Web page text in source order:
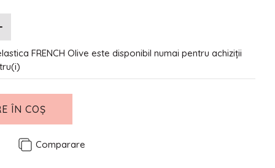
FRENCH Olive este disponibil numai pentru achiziții
ÎN COȘ
Comparare